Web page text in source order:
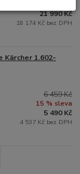
21 990 Kč
18 174 Kč bez DPH
1.602-
6 459 Kč
15 % sleva
5 490 Kč
4 537 Kč bez DPH